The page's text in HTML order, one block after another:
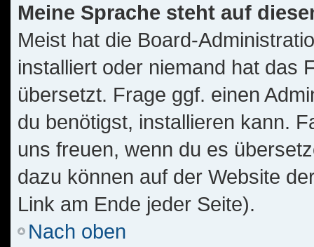
Meine Sprache steht auf
Meist hat die Board-
installiert oder niemand hat das
übersetzt. Frage ggf. einen
du benötigst, installieren kann.
uns freuen, wenn du es
dazu können auf der Website
Link am Ende jeder Seite).
Nach oben